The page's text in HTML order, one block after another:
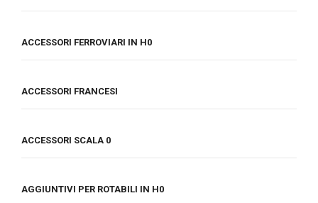
ACCESSORI FERROVIARI IN H0
ACCESSORI FRANCESI
ACCESSORI SCALA 0
AGGIUNTIVI PER ROTABILI IN H0